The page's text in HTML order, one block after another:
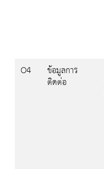
O4
ข้อมูลการ
ติดต่อ